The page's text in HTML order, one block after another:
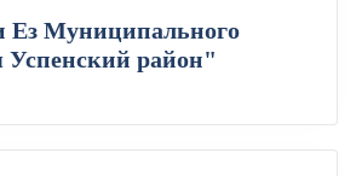
Муниципального
Успенский район"